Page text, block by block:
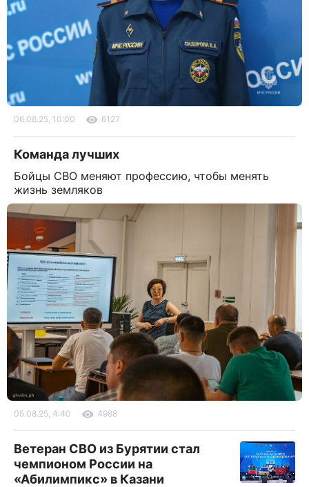
06.08.25, 10:00 6127
Команда лучших
Бойцы СВО меняют профессию, чтобы менять
жизнь земляков
05.08.25, 4:40 4988
Ветеран СВО из Бурятии стал
чемпионом России на
«Абилимпикс» в Казани